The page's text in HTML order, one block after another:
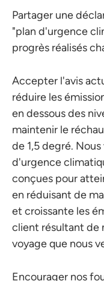
Partager une
"plan d'urgence
progrès réalisés
Accepter l'avis
réduire les
en dessous des
maintenir le
de 1,5 degré.
d'urgence
conçues pour
en réduisant de
et croissante les
client résultant de
voyage que nous
Encourager nos